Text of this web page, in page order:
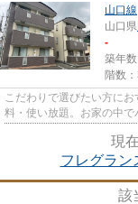
山口線
山口県
-
築年
階数
こだわりで選びたい方に
料・使い放題。お家の中
現
フレグラン
該